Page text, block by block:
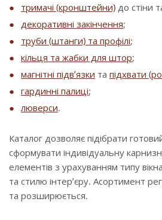
тримачі (кронштейни) до стіни
декоративні закінчення;
труби (штанги) та профілі;
кільця та жабки для штор;
магнітні підв’язки та підхвати
гардинні палиці;
люверси.
Каталог дозволяє підібрати
сформувати індивідуальну
елементів з урахуванням типу
та стилю інтер’єру. Асортимент
та розширюється.